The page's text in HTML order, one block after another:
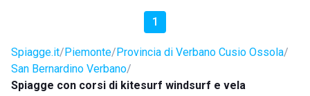
1
Spiagge.it Piemonte Provincia di Verbano Cusio Ossola
San Bernardino Verbano
Spiagge con corsi di kitesurf windsurf e vela